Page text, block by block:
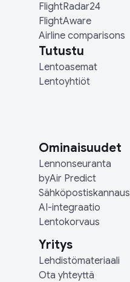
FlightRadar24
FlightAware
Airline comparisons
Tutustu
Lentoasemat
Lentoyhtiöt
Ominaisuudet
Lennonseuranta
byAir Predict
Sähköpostiskannaus
AI-integraatio
Lentokorvaus
Yritys
Lehdistömateriaali
Ota yhteyttä